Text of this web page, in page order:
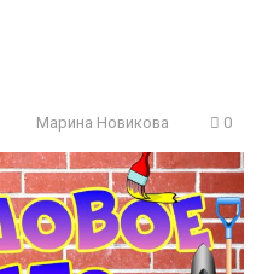
Марина Новикова 0